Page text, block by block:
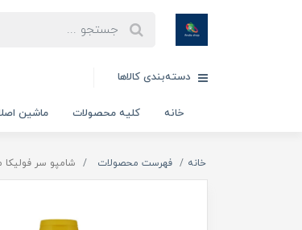
دسته‌بندی کالاها
خانه کلیه محصولات ماشین
خانه فهرست محصولات شامپو سر فولیکا